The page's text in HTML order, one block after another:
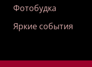
Фотобудка
Яркие события